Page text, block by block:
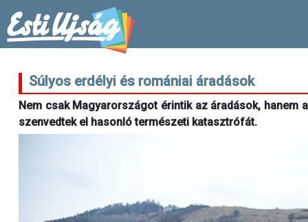
Súlyos erdélyi és romániai áradások
Nem csak Magyarországot érintik az áradások, hanem
szenvedtek el hasonló természeti katasztrófát.